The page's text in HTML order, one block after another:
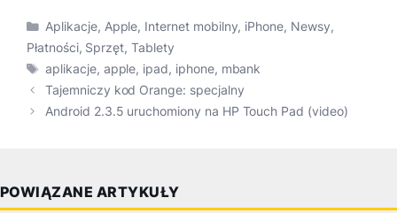
Kategorie
Aplikacje, Apple, Internet mobilny, iPhone, Newsy,
Płatności, Sprzęt,Tablety
Tagi
aplikacje, apple, ipad, iphone, mbank
Tajemniczy kod Orange: specjalny
Android 2.3.5 uruchomiony na HP Touch Pad (video)
POWIĄZANE ARTYKUŁY